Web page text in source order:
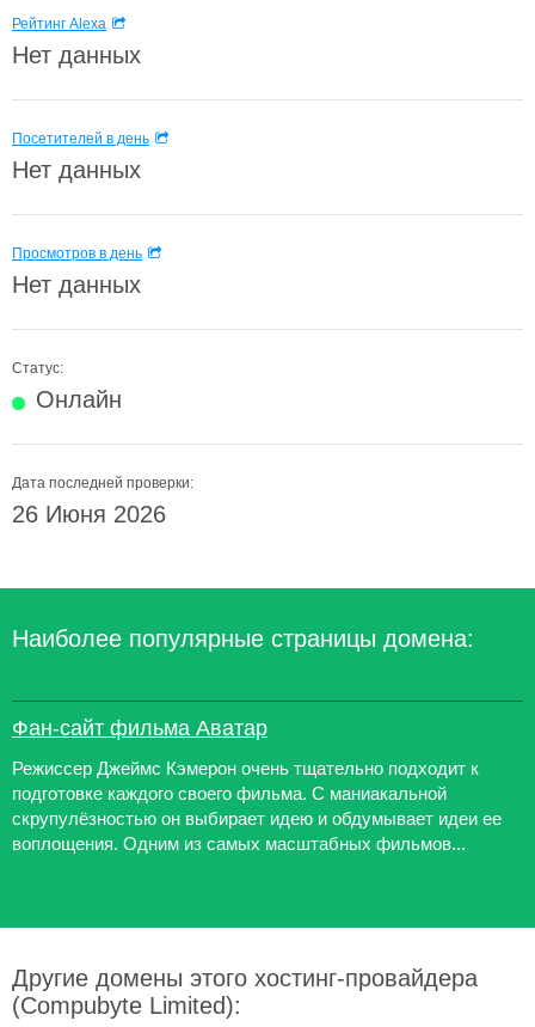
Рейтинг Alexa
Нет данных
Посетителей в день
Нет данных
Просмотров в день
Нет данных
Статус:
Онлайн
Дата последней проверки:
26 Июня 2026
Наиболее популярные страницы домена:
Фан-сайт фильма Аватар
Режиссер Джеймс Кэмерон очень тщательно подходит к
подготовке каждого своего фильма. С маниакальной
скрупулёзностью он выбирает идею и обдумывает идеи ее
воплощения. Одним из самых масштабных фильмов...
Другие домены этого хостинг-провайдера
(Compubyte Limited):